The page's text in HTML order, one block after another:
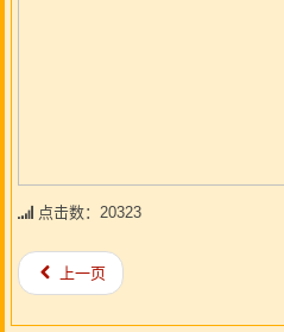
点击数：20323
上一页